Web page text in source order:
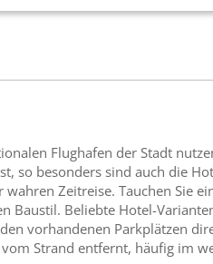
Flughafen der Stadt
so besonders sind auch die
Zeitreise. Tauchen Sie
Baustil. Beliebte Hotel-
vorhandenen Parkplätzen
Strand entfernt, häufig im